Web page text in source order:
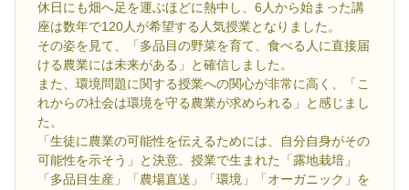
休日にも畑へ足を運ぶほどに熱中し、6人から始まった講
座は数年で120人が希望する人気授業となりました。
その姿を見て、「多品目の野菜を育て、食べる人に直接届
ける農業には未来がある」と確信しました。
また、環境問題に関する授業への関心が非常に高く、「こ
れからの社会は環境を守る農業が求められる」と感じまし
た。
「生徒に農業の可能性を伝えるためには、自分自身がその
可能性を示そう」と決意。授業で生まれた「露地栽培」
「多品目生産」「農場直送」「環境」「オーガニック」を